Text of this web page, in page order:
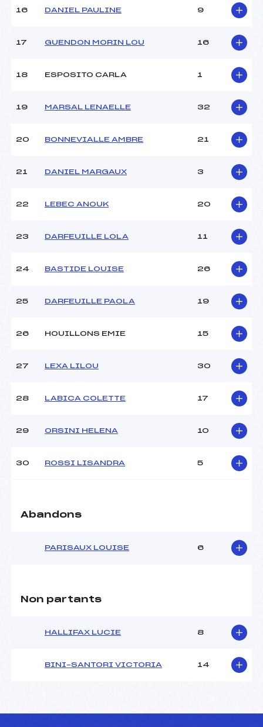
Pénalité appliquée :
230.0000
16 DANIEL PAULINE 9
17 GUENDON MORIN LOU 16
18 ESPOSITO CARLA 1
19 MARSAL LENAELLE 32
20 BONNEVIALLE AMBRE 21
21 DANIEL MARGAUX 3
22 LEBEC ANOUK 20
23 DARFEUILLE LOLA 11
24 BASTIDE LOUISE 26
25 DARFEUILLE PAOLA 19
26 HOUILLONS EMIE 15
27 LEXA LILOU 30
28 LABICA COLETTE 17
29 ORSINI HELENA 10
30 ROSSI LISANDRA 5
Abandons
PARISAUX LOUISE 6
Non partants
HALLIFAX LUCIE 8
BINI–SANTORI VICTORIA 14